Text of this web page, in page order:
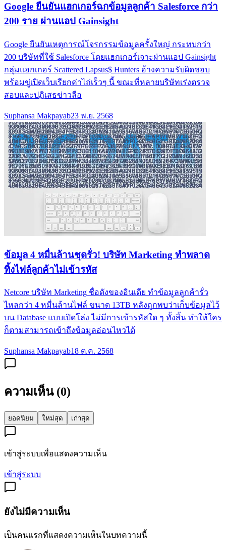
Google ยืนยันแฮกเกอร์ฉกข้อมูลลูกค้า Salesforce กว่า
200 ราย ผ่านแอป Gainsight
Google ยืนยันเหตุการณ์โจรกรรมข้อมูลครั้งใหญ่ กระทบกว่า
200 บริษัทที่ใช้ Salesforce โดยแฮกเกอร์เจาะผ่านแอป Gainsight
กลุ่มแฮกเกอร์ Scattered Lapsus$ Hunters อ้างความรับผิดชอบ
พร้อมขู่เปิดเว็บเรียกค่าไถ่เร็วๆ นี้ ขณะที่หลายบริษัทเร่งตรวจ
สอบและปฏิเสธข่าวลือ
Suphansa Makpayab23 พ.ย. 2568
ข้อมูล 4 หมื่นล้านชุดรั่ว! บริษัท Marketing ทำพลาด
ทิ้งไฟล์ลูกค้าไม่เข้ารหัส
Netcore บริษัท Marketing ชื่อดังของอินเดีย ทำข้อมูลลูกค้ารั่ว
ไหลกว่า 4 หมื่นล้านไฟล์ ขนาด 13TB หลังถูกพบว่าเก็บข้อมูลไว้
บน Database แบบเปิดโล่ง ไม่มีการเข้ารหัสใด ๆ ทั้งสิ้น ทำให้ใคร
ก็ตามสามารถเข้าถึงข้อมูลอ่อนไหวได้
Suphansa Makpayab18 ต.ค. 2568
ความเห็น (0)
ยอดนิยม ใหม่สุด เก่าสุด
เข้าสู่ระบบเพื่อแสดงความเห็น
เข้าสู่ระบบ
ยังไม่มีความเห็น
เป็นคนแรกที่แสดงความเห็นในบทความนี้